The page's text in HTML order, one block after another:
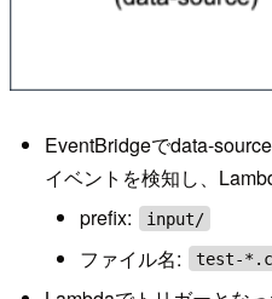
EventBridgeでdata-
イベントを検知し、
prefix:
input/
ファイル名: test-